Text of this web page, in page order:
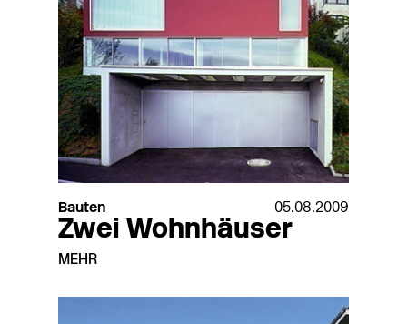
Bauten 05.08.2009
Zwei Wohnhäuser
MEHR